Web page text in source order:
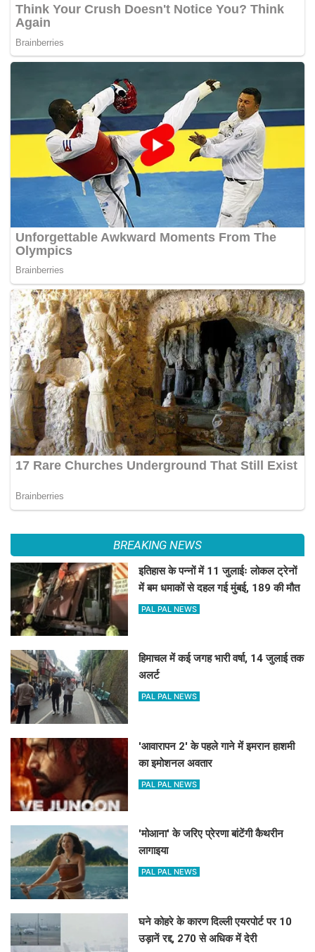
BREAKING NEWS
इतिहास के पन्नों में 11 जुलाईः लोकल ट्रेनों
में बम धमाकों से दहल गई मुंबई, 189 की मौत
PAL PAL NEWS
हिमाचल में कई जगह भारी वर्षा, 14 जुलाई तक
अलर्ट
PAL PAL NEWS
'आवारापन 2' के पहले गाने में इमरान हाशमी
का इमोशनल अवतार
PAL PAL NEWS
'मोआना' के जरिए प्रेरणा बांटेंगी कैथरीन
लागाइया
PAL PAL NEWS
घने कोहरे के कारण दिल्ली एयरपोर्ट पर 10
उड़ानें रद्द, 270 से अधिक में देरी